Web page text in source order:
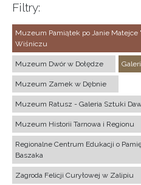
Filtry:
Muzeum Pamiątek po Janie Matejce
Wiśniczu
Muzeum Dwór w Dołędze
Muzeum Zamek w Dębnie
Muzeum Ratusz - Galeria Sztuki
Muzeum Historii Tarnowa i Regionu
Regionalne Centrum Edukacji o
Baszaka
Zagroda Felicji Curyłowej w Zalipiu